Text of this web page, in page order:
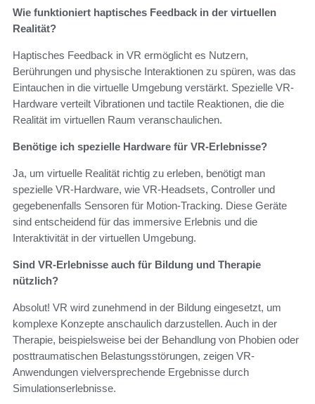
Wie funktioniert haptisches Feedback in der virtuellen
Realität?
Haptisches Feedback in VR ermöglicht es Nutzern,
Berührungen und physische Interaktionen zu spüren, was das
Eintauchen in die virtuelle Umgebung verstärkt. Spezielle VR-
Hardware verteilt Vibrationen und tactile Reaktionen, die die
Realität im virtuellen Raum veranschaulichen.
Benötige ich spezielle Hardware für VR-Erlebnisse?
Ja, um virtuelle Realität richtig zu erleben, benötigt man
spezielle VR-Hardware, wie VR-Headsets, Controller und
gegebenenfalls Sensoren für Motion-Tracking. Diese Geräte
sind entscheidend für das immersive Erlebnis und die
Interaktivität in der virtuellen Umgebung.
Sind VR-Erlebnisse auch für Bildung und Therapie
nützlich?
Absolut! VR wird zunehmend in der Bildung eingesetzt, um
komplexe Konzepte anschaulich darzustellen. Auch in der
Therapie, beispielsweise bei der Behandlung von Phobien oder
posttraumatischen Belastungsstörungen, zeigen VR-
Anwendungen vielversprechende Ergebnisse durch
Simulationserlebnisse.